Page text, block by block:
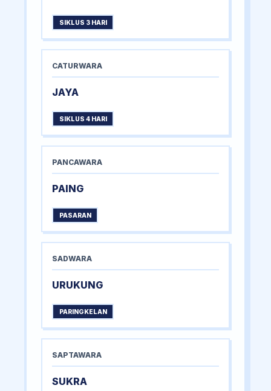
SIKLUS 3 HARI
CATURWARA
JAYA
SIKLUS 4 HARI
PANCAWARA
PAING
PASARAN
SADWARA
URUKUNG
PARINGKELAN
SAPTAWARA
SUKRA